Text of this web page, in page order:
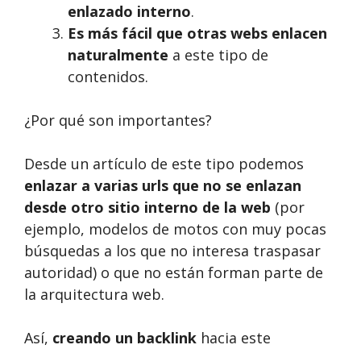
enlazado interno.
Es más fácil que otras webs enlacen
naturalmente a este tipo de
contenidos.
¿Por qué son importantes?
Desde un artículo de este tipo podemos
enlazar a varias urls que no se enlazan
desde otro sitio interno de la web (por
ejemplo, modelos de motos con muy pocas
búsquedas a los que no interesa traspasar
autoridad) o que no están forman parte de
la arquitectura web.
Así, creando un backlink hacia este